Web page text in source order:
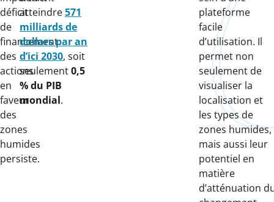
déficit
de
financement
des
actions
en
faveur
des
zones
humides
persiste.
atteindre571
milliards de
dollars par an
d’ici 2030, soit
seulement0,5
% du PIB
mondial.
plateforme
facile
d’utilisation. Il
permet non
seulement de
visualiser la
localisation et
les types de
zones humides,
mais aussi leur
potentiel en
matière
d’atténuation